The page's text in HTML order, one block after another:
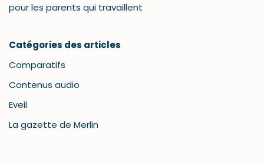
pour les parents qui travaillent
Catégories des articles
Comparatifs
Contenus audio
Eveil
La gazette de Merlin